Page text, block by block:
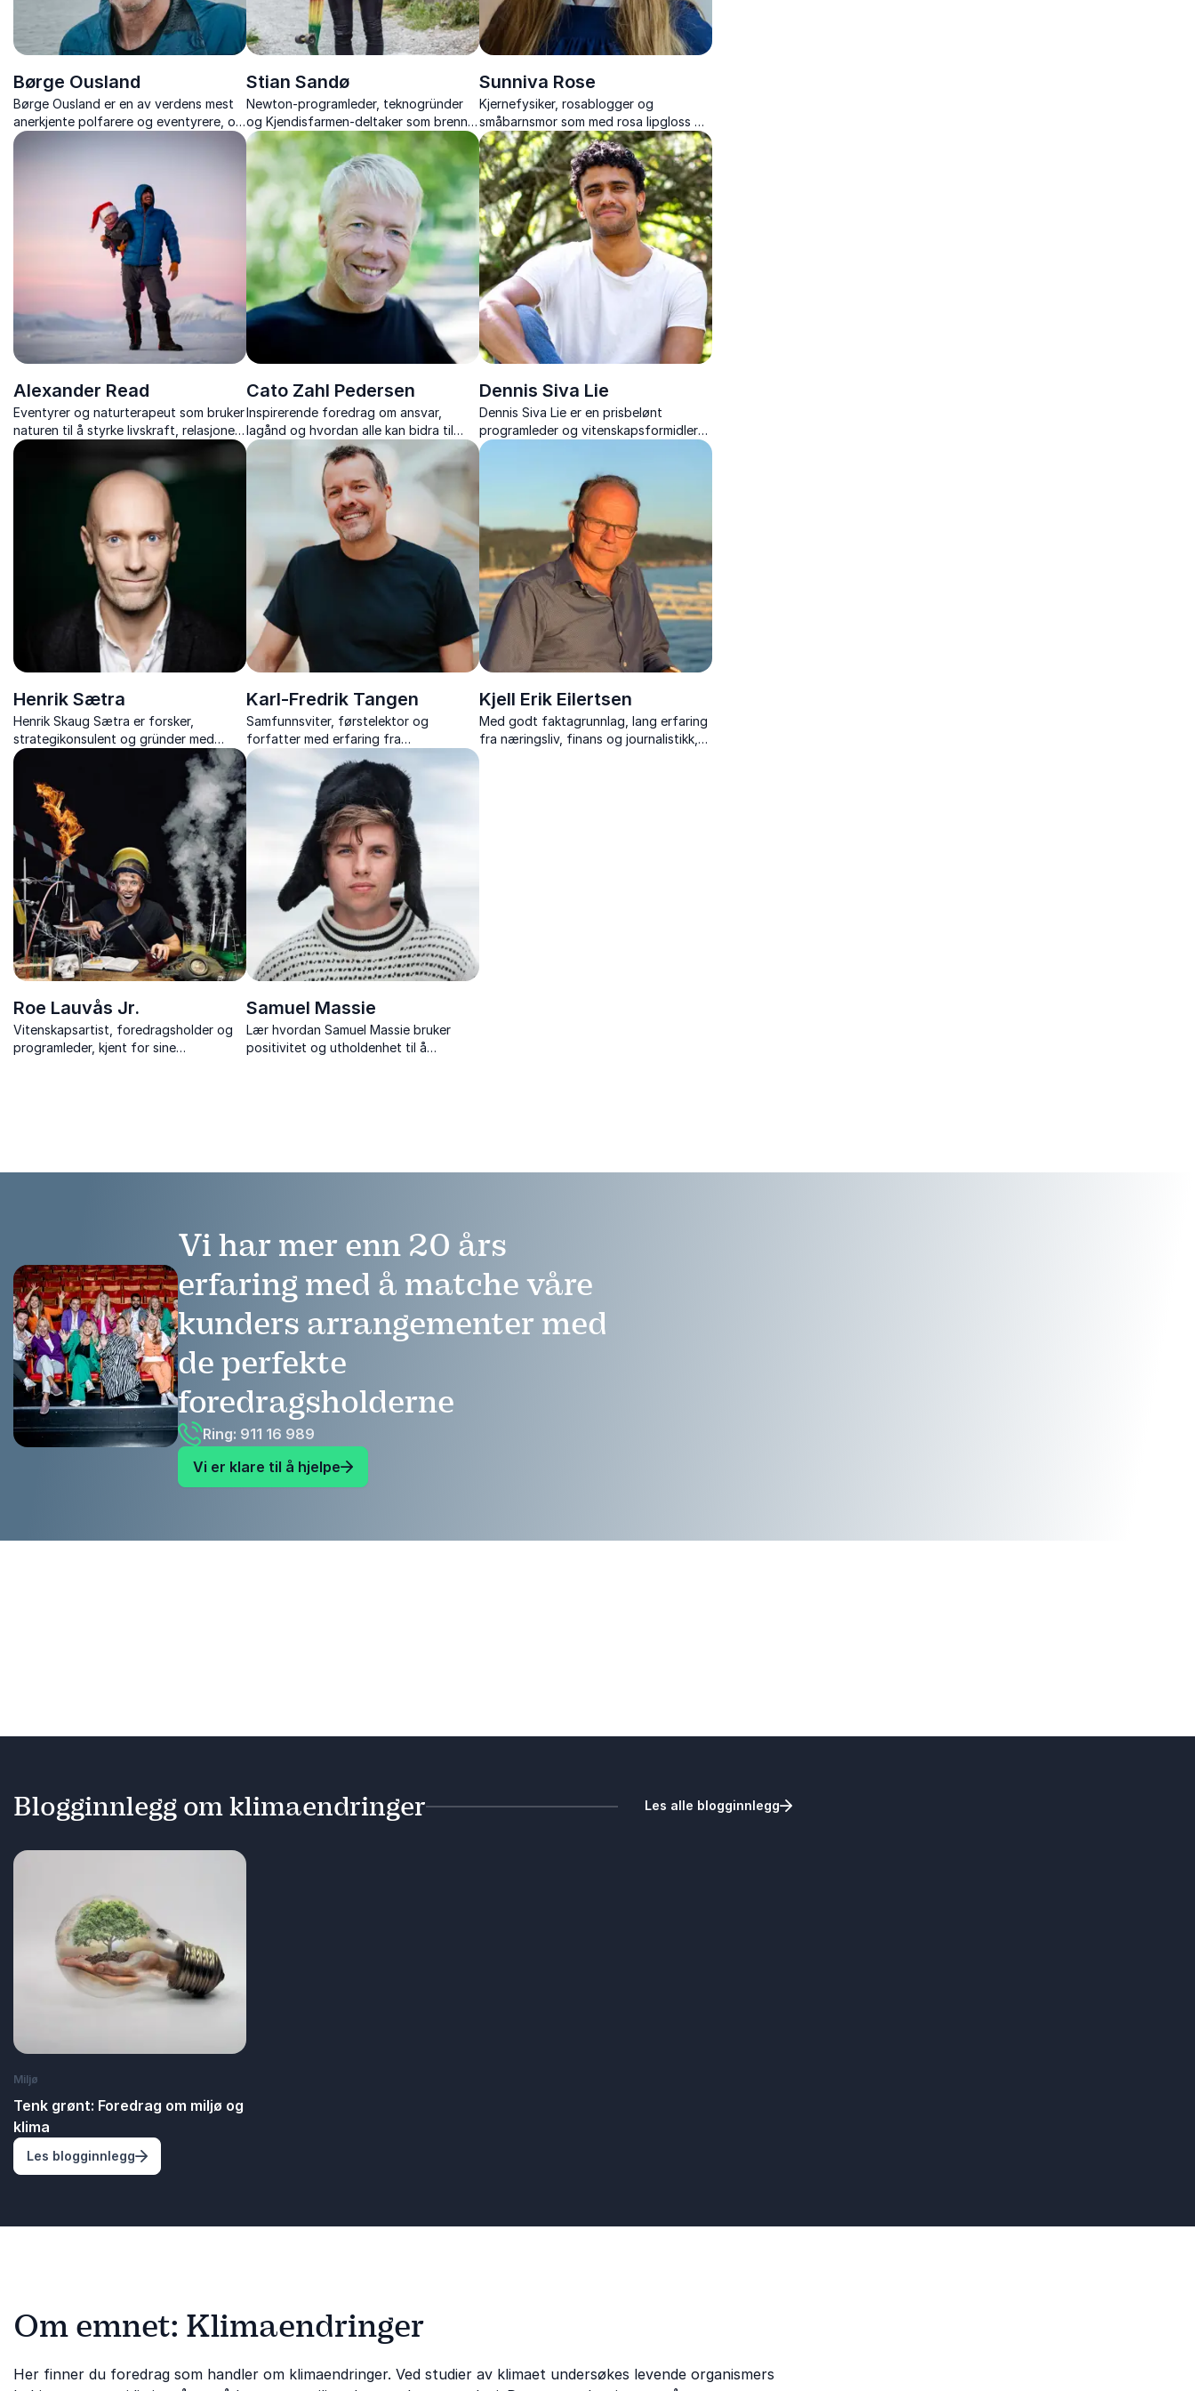
Børge Ousland
Børge Ousland er en av verdens mest
anerkjente polfarere og eventyrere, og
formidler sterke historier om ledelse,
Stian Sandø
Newton-programleder, teknogründer
og Kjendisfarmen-deltaker som brenner
for å gjøre naturvitenskap spennende.
Sunniva Rose
Kjernefysiker, rosablogger og
småbarnsmor som med rosa lipgloss og
høye hæler skiller seg ut i
forskerverden.
Alexander Read
Eventyrer og naturterapeut som bruker
naturen til å styrke livskraft, relasjoner
og indre lederskap hos barn, unge og
Cato Zahl Pedersen
Inspirerende foredrag om ansvar,
lagånd og hvordan alle kan bidra til
sterk kultur og samspill på
arbeidsplassen.
Dennis Siva Lie
Dennis Siva Lie er en prisbelønt
programleder og vitenskapsformidler
som viser hvordan ADHD kan være en
Henrik Sætra
Henrik Skaug Sætra er forsker,
strategikonsulent og gründer med
ekspertise på hvordan kunstig
intelligens, digitalisering og nye
maktstrukturer påvirker samfunnet
Karl-Fredrik Tangen
Samfunnsviter, førstelektor og
forfatter med erfaring fra
reklamebransjen, strategirådgivning og
markedsanalyse.
Kjell Erik Eilertsen
Med godt faktagrunnlag, lang erfaring
fra næringsliv, finans og journalistikk,
forteller han engasjerende om energi
Roe Lauvås Jr.
Vitenskapsartist, foredragsholder og
programleder, kjent for sine
Samuel Massie
Lær hvordan Samuel Massie bruker
positivitet og utholdenhet til å
Vi har mer enn 20 års
erfaring med å matche våre
kunders arrangementer med
de perfekte
foredragsholderne
Ring: 911 16 989
Vi er klare til å hjelpe
Blogginnlegg om klimaendringer
Miljø
Tenk grønt: Foredrag om miljø og
klima
Les blogginnlegg: Tenk grønt: Foredrag om miljø og klima
Les alle blogginnlegg
Om emnet: Klimaendringer
Her finner du foredrag som handler om klimaendringer. Ved studier av klimaet undersøkes levende organismers